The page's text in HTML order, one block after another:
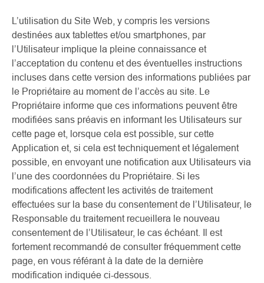
L’utilisation du Site Web, y compris les versions
destinées aux tablettes et/ou smartphones, par
l’Utilisateur implique la pleine connaissance et
l’acceptation du contenu et des éventuelles instructions
incluses dans cette version des informations publiées par
le Propriétaire au moment de l’accès au site. Le
Propriétaire informe que ces informations peuvent être
modifiées sans préavis en informant les Utilisateurs sur
cette page et, lorsque cela est possible, sur cette
Application et, si cela est techniquement et légalement
possible, en envoyant une notification aux Utilisateurs via
l’une des coordonnées du Propriétaire. Si les
modifications affectent les activités de traitement
effectuées sur la base du consentement de l’Utilisateur, le
Responsable du traitement recueillera le nouveau
consentement de l’Utilisateur, le cas échéant. Il est
fortement recommandé de consulter fréquemment cette
page, en vous référant à la date de la dernière
modification indiquée ci-dessous.